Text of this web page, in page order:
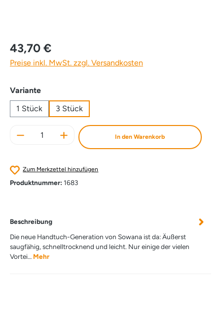
43,70 €
Preise inkl. MwSt. zzgl. Versandkosten
Varianteauswählen
1 Stück
3 Stück
Produkt Anzahl: Gib den gewünschten
In den Warenkorb
Zum Merkzettel hinzufügen
Produktnummer: 1683
Beschreibung
Die neue Handtuch-Generation von Sowana ist da: Äußerst
saugfähig, schnelltrocknend und leicht. Nur einige der vielen
Vortei… Mehr